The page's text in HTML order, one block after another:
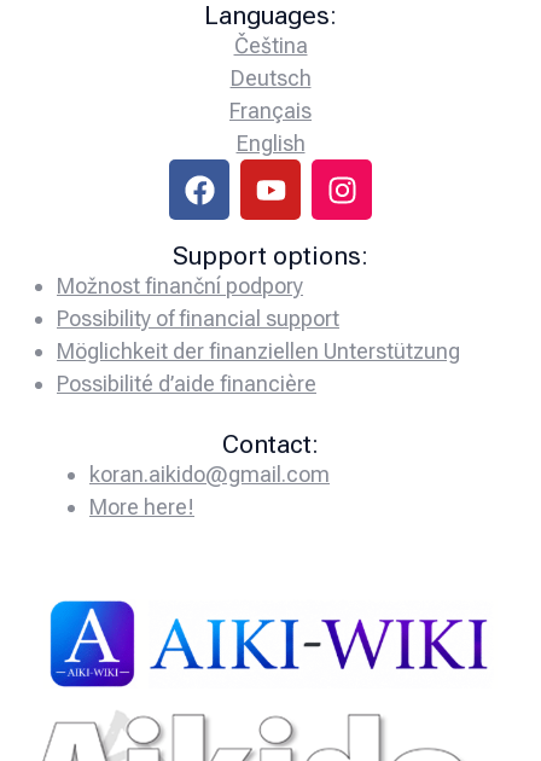
Languages:
Čeština
Deutsch
Français
English
Support options:
Možnost finanční podpory
Possibility of financial support
Möglichkeit der finanziellen Unterstützung
Possibilité d’aide financière
Contact:
koran.aikido@gmail.com
More here!